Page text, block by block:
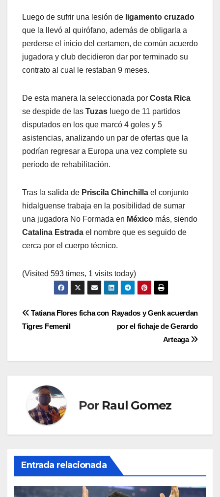
Luego de sufrir una lesión de ligamento cruzado
que la llevó al quirófano, además de obligarla a
perderse el inicio del certamen, de común acuerdo
jugadora y club decidieron dar por terminado su
contrato al cual le restaban 9 meses.
De esta manera la seleccionada por Costa Rica
se despide de las Tuzas luego de 11 partidos
disputados en los que marcó 4 goles y 5
asistencias, analizando un par de ofertas que la
podrían regresar a Europa una vez complete su
periodo de rehabilitación.
Tras la salida de Priscila Chinchilla el conjunto
hidalguense trabaja en la posibilidad de sumar
una jugadora No Formada en México más, siendo
Catalina Estrada el nombre que es seguido de
cerca por el cuerpo técnico.
(Visited 593 times, 1 visits today)
Navegación
de
entradas
Rayados y Genk acuerdan
por el fichaje de Gerardo
Arteaga
Tatiana Flores ficha con
Tigres Femenil
Por Raul Gomez
Entrada relacionada